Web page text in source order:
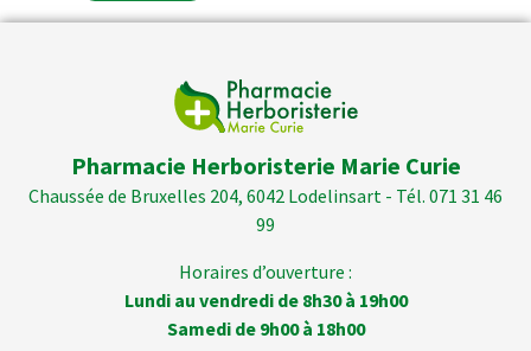
Pharmacie Herboristerie Marie Curie
Chaussée de Bruxelles 204, 6042 Lodelinsart - Tél. 071 31 46
99
Horaires d’ouverture :
Lundi au vendredi de 8h30 à 19h00
Samedi de 9h00 à 18h00